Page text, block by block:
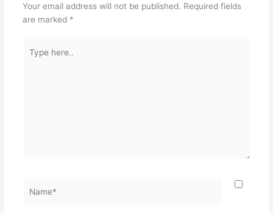
Your email address will not be published. Required fields
are marked *
here..